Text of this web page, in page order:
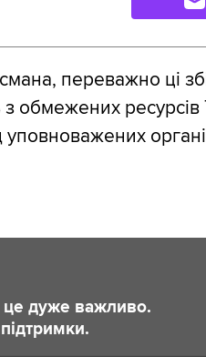
переважно ці
обмежених
це дуже важливо.